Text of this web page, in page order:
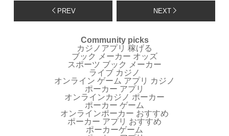
PREV NEXT
Community picks
カジノアプリ 稼げる
ブック メーカー オッズ
スポーツ ブック メーカー
ライブ カジノ
オンライン ゲーム アプリ カジノ
ポーカー アプリ
オンラインカジノ ポーカー
ポーカー ゲーム
オンラインポーカー おすすめ
ポーカー アプリ おすすめ
ポーカーゲーム